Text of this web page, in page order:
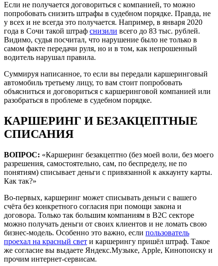
Если не получается договориться с компанией, то можно
попробовать снизить штрафы в судебном порядке. Правда, не
у всех и не всегда это получается. Например, в января 2020
года в Сочи такой штраф снизили всего до 83 тыс. рублей.
Видимо, судья посчитал, что нарушение было не только в
самом факте передачи руля, но и в том, как непрошенный
водитель нарушал правила.
Суммируя написанное, то если вы передали каршеринговый
автомобиль третьему лицу, то вам стоит попробовать
объясниться и договориться с каршеринговой компанией или
разобраться в проблеме в судебном порядке.
КАРШЕРИНГ И БЕЗАКЦЕПТНЫЕ
СПИСАНИЯ
ВОПРОС: «Каршеринг безакцептно (без моей воли, без моего
разрешения, самостоятельно, сам, по беспределу, не по
понятиям) списывает деньги с привязанной к аккаунту карты.
Как так?»
Во-первых, каршеринг может списывать деньги с вашего
счёта без конкретного согласия при помощи закона и
договора. Только так большим компаниям в B2C секторе
можно получать деньги от своих клиентов и не ломать свою
бизнес-модель. Особенно это важно, если пользователь
проехал на красный свет и каршерингу пришёл штраф. Такое
же согласие вы выдаете Яндекс.Музыке, Apple, Кинопоиску и
прочим интернет-сервисам.